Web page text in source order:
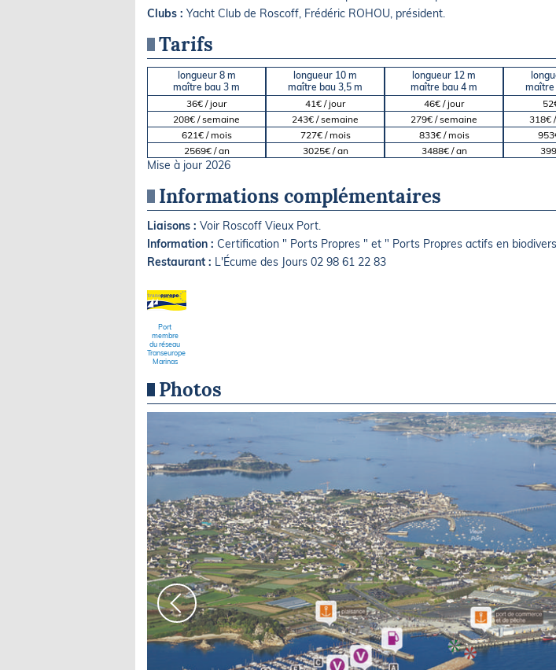
Clubs : Yacht Club de Roscoff, Frédéric ROHOU, président.
Tarifs
longueur 8 m
maître bau 3 m
36€ / jour
208€ / semaine
621€ / mois
2569€ / an
longueur 10 m
maître bau 3,5 m
41€ / jour
243€ / semaine
727€ / mois
3025€ / an
longueur 12 m
maître bau 4 m
46€ / jour
279€ / semaine
833€ / mois
3488€ / an
maître
318€
Mise à jour 2026
Informations complémentaires
Liaisons : Voir Roscoff Vieux Port.
Information : Certification " Ports Propres " et " Ports Propres actifs en
Restaurant : L'Écume des Jours 02 98 61 22 83
Port
membre
du réseau
Transeurope
Marinas
Photos